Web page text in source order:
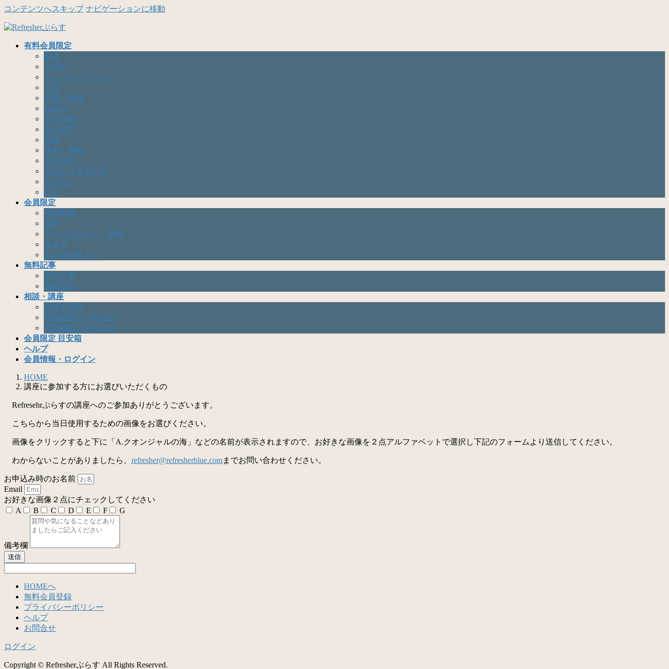
コンテンツへスキップ ナビゲーションに移動
有料会員限定
動画
心眼術
コミュニケーション
人格
恋愛・結婚
仕組み
親子関係
自己教育
発達
研究・考察
社会問題
幸福になる手引き
おはなし
日記
会員限定
無料動画
成長
ライフスタイル・健康
生き方
まだ見ぬ友人へ
無料記事
無料記事
推薦作品
相談・講座
開講中講座
対面相談のお申込み
電話相談のお申込み
会員限定 目安箱
ヘルプ
会員情報・ログイン
HOME
講座に参加する方にお選びいただくもの
Refresehrぷらすの講座へのご参加ありがとうございます。
こちらから当日使用するための画像をお選びください。
画像をクリックすると下に「A.クオンジャルの海」などの名前が表示されますので、お好きな画像を２点アルファベットで選択し下記のフォームより送信してください。
わからないことがありましたら、 refresher@refresherblue.comまでお問い合わせください。
お申込み時のお名前
Email
お好きな画像２点にチェックしてください
A
B C D E F G
備考欄
送信
HOMEへ
無料会員登録
プライバシーポリシー
ヘルプ
お問合せ
ログイン
Copyright © Refresherぷらす All Rights Reserved.